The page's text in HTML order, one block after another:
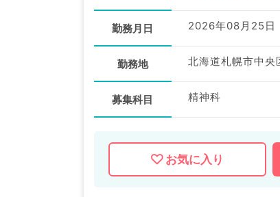
勤務月日 2026年08月25日
勤務地 北海道札幌市中央
募集科目 精神科
お気に入り